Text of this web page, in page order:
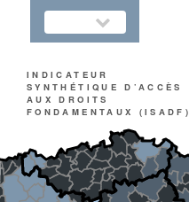
INDICATEUR
SYNTHÉTIQUE D’ACCÈS
AUX DROITS
FONDAMENTAUX (ISADF)